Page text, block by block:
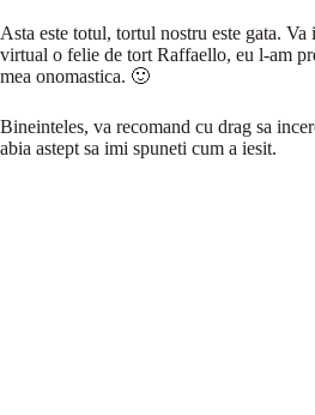
Asta este totul, tortul nostru este gata.
virtual o felie de tort Raffaello, eu l-am
mea onomastica. 🙂
Bineinteles, va recomand cu drag sa
abia astept sa imi spuneti cum a iesit.